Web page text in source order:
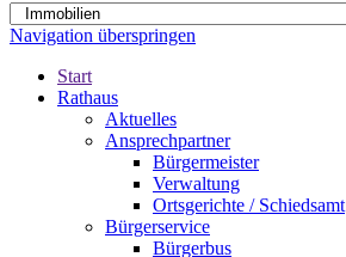
Navigation überspringen
Start
Rathaus
Aktuelles
Ansprechpartner
Bürgermeister
Verwaltung
Ortsgerichte / Schiedsamt
Bürgerservice
Bürgerbus